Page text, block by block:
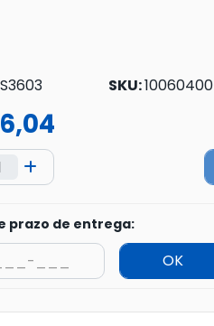
SKU:10060400
prazo de entrega:
OK